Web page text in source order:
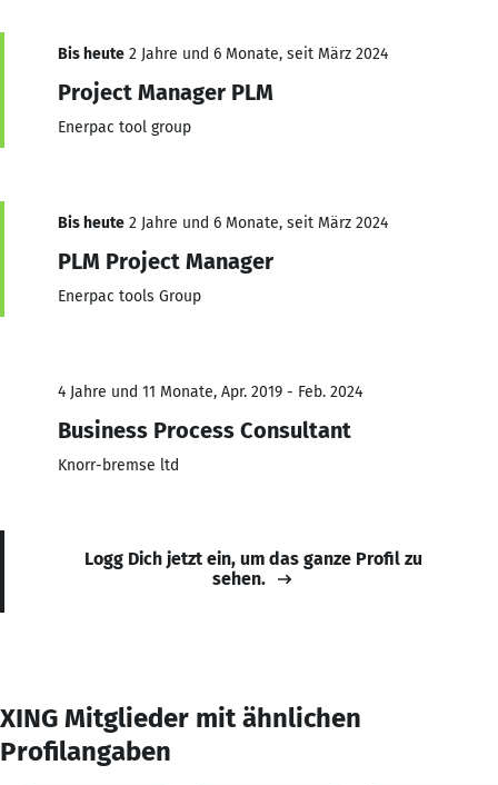
Bis heute 2 Jahre und 6 Monate, seit März 2024
Project Manager PLM
Enerpac tool group
Bis heute 2 Jahre und 6 Monate, seit März 2024
PLM Project Manager
Enerpac tools Group
4 Jahre und 11 Monate, Apr. 2019 - Feb. 2024
Business Process Consultant
Knorr-bremse ltd
Logg Dich jetzt ein, um das ganze Profil zu
sehen.
XING Mitglieder mit ähnlichen
Profilangaben